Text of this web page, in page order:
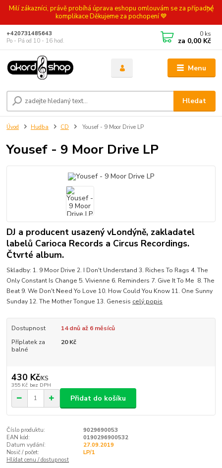
Milí zákazníci, právě probíhá úprava eshopu omlouvám se za případné
komplikace Děkujeme za pochopení 💙
Menu
Hledat
+420731485643
Po - Pá od 10 - 16 hod.
0 ks
za 0,00 Kč
Úvod Hudba CD Yousef - 9 Moor Drive LP
Yousef - 9 Moor Drive LP
DJ a producent usazený vLondýně, zakladatel
labelů Carioca Records a Circus Recordings.
Čtvrté album.
Skladby: 1. 9 Moor Drive 2. I Don't Understand 3. Riches To Rags 4. The
Only Constant Is Change 5. Vivienne 6. Reminders 7. Give It To Me 8. The
Beat 9. We Don't Need Yo Love 10. How Could You Know 11. One Sunny
Sunday 12. The Mother Tongue 13. Genesis celý popis
Dostupnost
14 dnů až 6 měsíců
Příplatek za
balné
20 Kč
430 Kč/KS
355 Kč bez DPH
Přidat do košíku
Číslo produktu:
9029690053
EAN kód:
0190296900532
Datum vydání:
27.09.2019
Nosič / počet:
LP/1
Hlídat cenu / dostupnost